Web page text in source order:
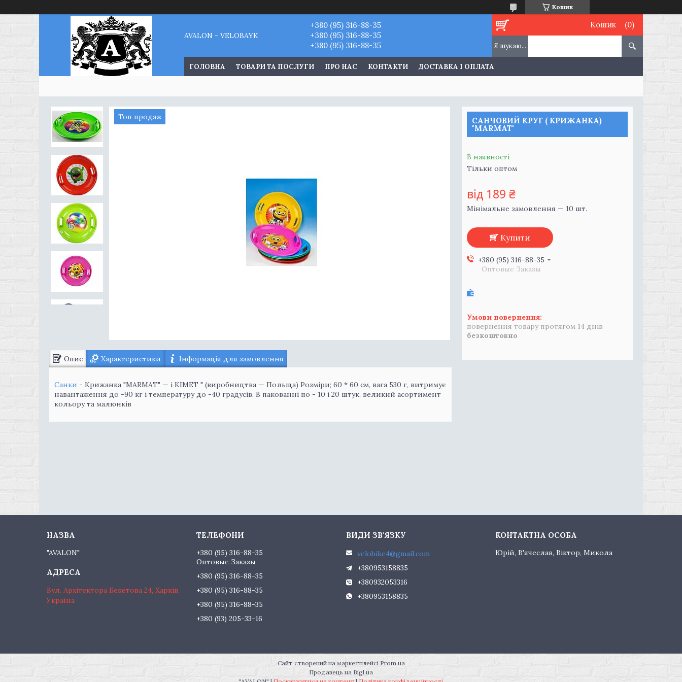
Кошик
AVALON - VELOBAYK
+380 (95) 316-88-35
+380 (95) 316-88-35
+380 (95) 316-88-35
Кошик
ГОЛОВНА ТОВАРИ ТА ПОСЛУГИ ПРО НАС КОНТАКТИ ДОСТАВКА І ОПЛАТА
Топ продаж
Опис Характеристики Інформація для замовлення
Санки - Крижанка "MARMAT" — і KIMET " (виробництва — Польща) Розміри; 60 * 60 см, вага 530 г, витримує
навантаження до -90 кг і температуру до -40 градусів. В пакованні по - 10 і 20 штук, великий асортимент
кольору та малюнків
САНЧОВИЙ КРУГ ( КРИЖАНКА)
"MARMAT"
В наявності
Тільки оптом
від 189 ₴
Мінімальне замовлення — 10 шт.
Купити
+380 (95) 316-88-35
Оптовые Заказы
повернення товару протягом 14 днів
безкоштовно
"AVALON"
Вул. Архітектора Бекетова 24, Харків,
Україна
+380 (95) 316-88-35
Оптовые Заказы
+380 (95) 316-88-35
+380 (95) 316-88-35
+380 (95) 316-88-35
+380 (93) 205-33-16
velobike4@gmail.com
+380953158835
+380932053316
+380953158835
Юрій, В'ячеслав, Віктор, Микола
Сайт створений на маркетплейсі Prom.ua
Продавець на Bigl.ua